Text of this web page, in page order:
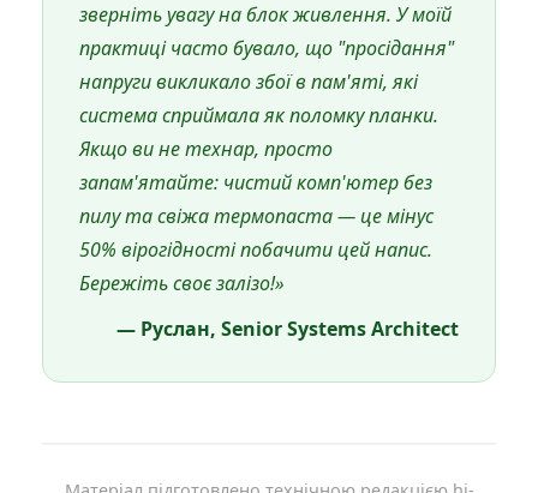
зверніть увагу на блок живлення. У моїй
практиці часто бувало, що "просідання"
напруги викликало збої в пам'яті, які
система сприймала як поломку планки.
Якщо ви не технар, просто
запам'ятайте: чистий комп'ютер без
пилу та свіжа термопаста — це мінус
50% вірогідності побачити цей напис.
Бережіть своє залізо!»
— Руслан, Senior Systems Architect